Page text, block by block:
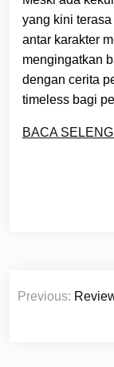
yang kini
antar karakter
mengingatkan
dengan cerita
timeless bagi
BACA
Post
Previous: